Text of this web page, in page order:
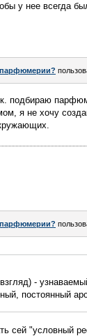
у нее всегда
подбираю
я не хочу
-
постоянный
сей "условный